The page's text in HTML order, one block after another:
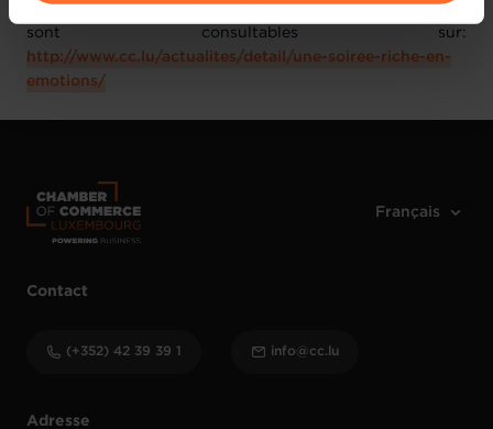
vos données personnelles, vous pouvez consulter notre
Charte d’usage des cookies et notre
Politique de
protection des données personnelles
sont consultables sur:
http://www.cc.lu/actualites/detail/une-soiree-riche-en-
emotions/
Adresse
Contact
(+352) 42 39 39 1 info@cc.lu